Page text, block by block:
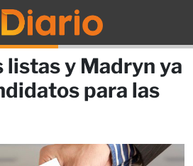
listas y Madryn ya
para las